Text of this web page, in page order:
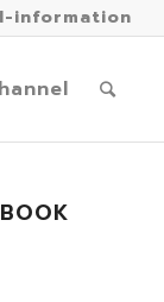
information